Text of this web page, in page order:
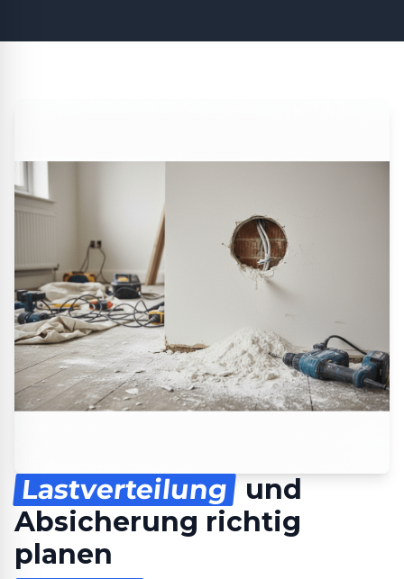
Lastverteilung
und
Absicherung richtig
planen